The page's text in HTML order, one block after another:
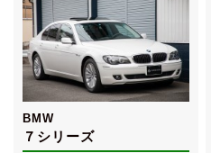
BMW
７シリーズ